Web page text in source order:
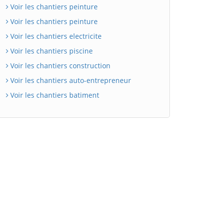
Voir les chantiers peinture
Voir les chantiers peinture
Voir les chantiers electricite
Voir les chantiers piscine
Voir les chantiers construction
Voir les chantiers auto-entrepreneur
Voir les chantiers batiment